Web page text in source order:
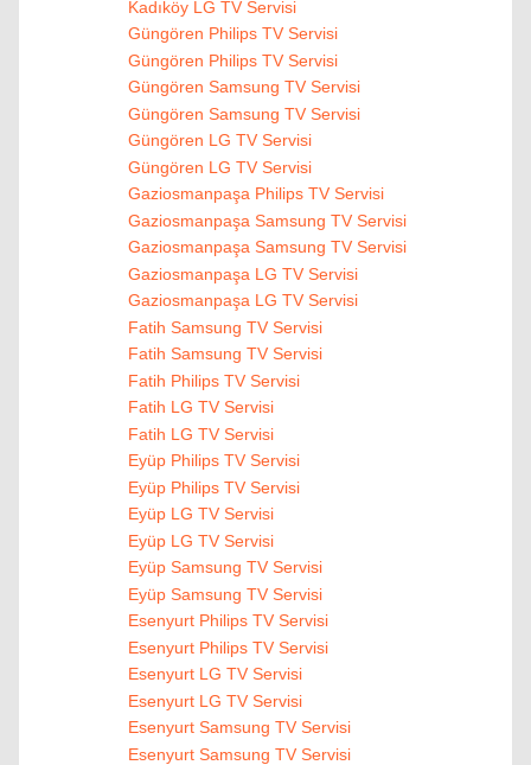
Kadıköy LG TV Servisi
Güngören Philips TV Servisi
Güngören Philips TV Servisi
Güngören Samsung TV Servisi
Güngören Samsung TV Servisi
Güngören LG TV Servisi
Güngören LG TV Servisi
Gaziosmanpaşa Philips TV Servisi
Gaziosmanpaşa Samsung TV Servisi
Gaziosmanpaşa Samsung TV Servisi
Gaziosmanpaşa LG TV Servisi
Gaziosmanpaşa LG TV Servisi
Fatih Samsung TV Servisi
Fatih Samsung TV Servisi
Fatih Philips TV Servisi
Fatih LG TV Servisi
Fatih LG TV Servisi
Eyüp Philips TV Servisi
Eyüp Philips TV Servisi
Eyüp LG TV Servisi
Eyüp LG TV Servisi
Eyüp Samsung TV Servisi
Eyüp Samsung TV Servisi
Esenyurt Philips TV Servisi
Esenyurt Philips TV Servisi
Esenyurt LG TV Servisi
Esenyurt LG TV Servisi
Esenyurt Samsung TV Servisi
Esenyurt Samsung TV Servisi